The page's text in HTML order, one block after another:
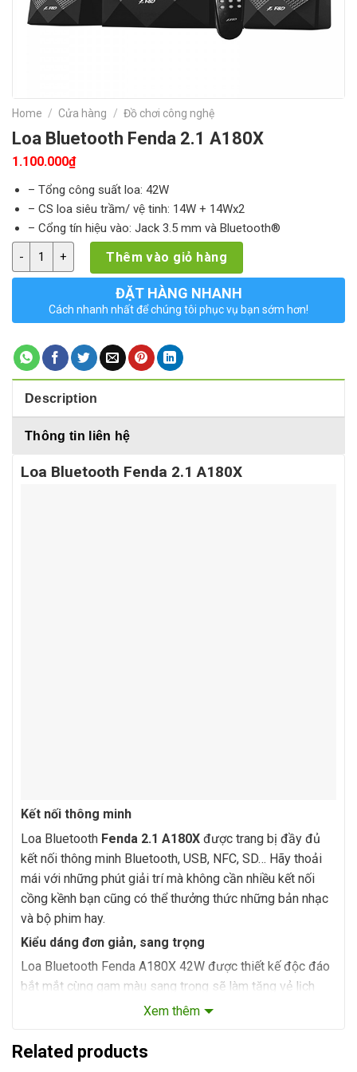
Home / Cửa hàng / Đồ chơi công nghệ
Loa Bluetooth Fenda 2.1 A180X
1.100.000₫
– Tổng công suất loa: 42W
– CS loa siêu trầm/ vệ tinh: 14W + 14Wx2
– Cổng tín hiệu vào: Jack 3.5 mm và Bluetooth®
Loa Bluetooth Fenda 2.1 A180X quantity
Thêm vào giỏ hàng
ĐẶT HÀNG NHANH
Cách nhanh nhất để chúng tôi phục vụ bạn sớm hơn!
Description
Thông tin liên hệ
Loa Bluetooth Fenda 2.1 A180X
Kết nối thông minh
Loa Bluetooth Fenda 2.1 A180X được trang bị đầy đủ
kết nối thông minh Bluetooth, USB, NFC, SD… Hãy thoải
mái với những phút giải trí mà không cần nhiều kết nối
cồng kềnh bạn cũng có thể thưởng thức những bản nhạc
và bộ phim hay.
Kiểu dáng đơn giản, sang trọng
Loa Bluetooth Fenda A180X 42W được thiết kế độc đáo
bắt mắt cùng gam màu sang trọng sẽ làm tăng vẻ lịch
lãm cho không gian giải trí của bạn. Loa có kích thước
hay góc học tập.
Xem thêm
Related products